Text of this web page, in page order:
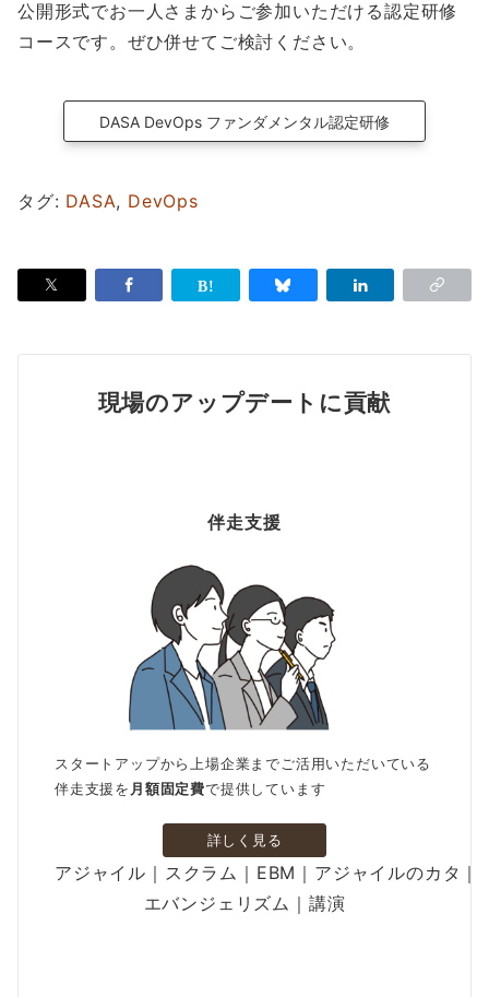
公開形式でお一人さまからご参加いただける認定研修
コースです。ぜひ併せてご検討ください。
DASA DevOps ファンダメンタル認定研修
タグ: DASA, DevOps
現場のアップデートに貢献
伴走支援
スタートアップから上場企業までご活用いただいている
伴走支援を 月額固定費で提供しています
詳しく見る
アジャイル｜スクラム｜EBM｜アジャイルのカタ｜
エバンジェリズム｜講演